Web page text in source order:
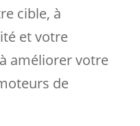
cible, à
et votre
améliorer votre
de